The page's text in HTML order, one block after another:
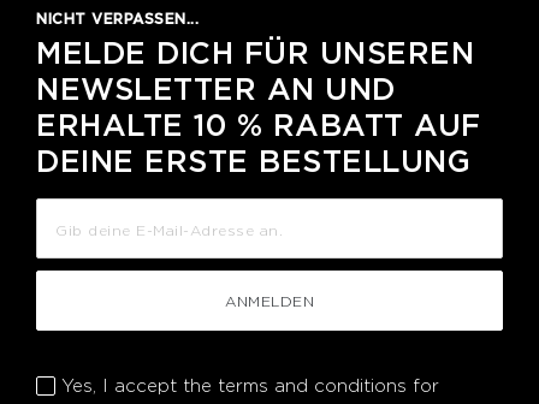
NICHT VERPASSEN...
MELDE DICH FÜR UNSEREN
NEWSLETTER AN UND
ERHALTE 10 % RABATT AUF
DEINE ERSTE BESTELLUNG
ANMELDEN
Yes, I accept the terms and conditions for